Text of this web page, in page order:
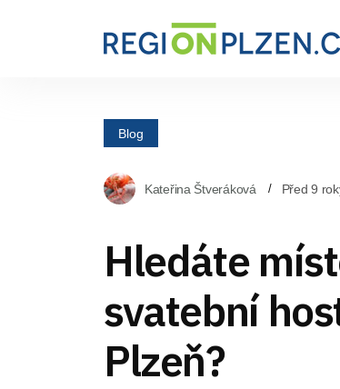
Blog
Kateřina Štveráková Před 9
Hledáte
svatební
Plzeň?